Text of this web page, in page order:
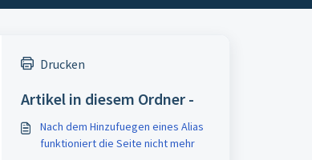
Drucken
Artikel in diesem Ordner -
Nach dem Hinzufuegen eines Alias
funktioniert die Seite nicht mehr